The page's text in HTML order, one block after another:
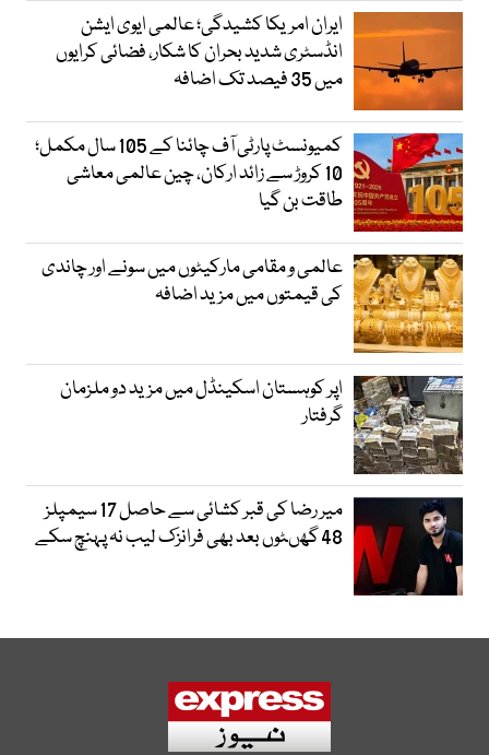
ایران امریکا کشیدگی؛ عالمی ایوی ایشن
انڈسٹری شدید بحران کا شکار، فضائی کرایوں
میں 35 فیصد تک اضافہ
کمیونسٹ پارٹی آف چائنا کے 105 سال مکمل؛
10 کروڑ سے زائد ارکان، چین عالمی معاشی
طاقت بن گیا
عالمی و مقامی مارکیٹوں میں سونے اور چاندی
کی قیمتوں میں مزید اضافہ
اپر کوہستان اسکینڈل میں مزید دو ملزمان
گرفتار
میر رضا کی قبر کشائی سے حاصل 17 سیمپلز
48 گھںٹوں بعد بھی فرانزک لیب نہ پہنچ سکے